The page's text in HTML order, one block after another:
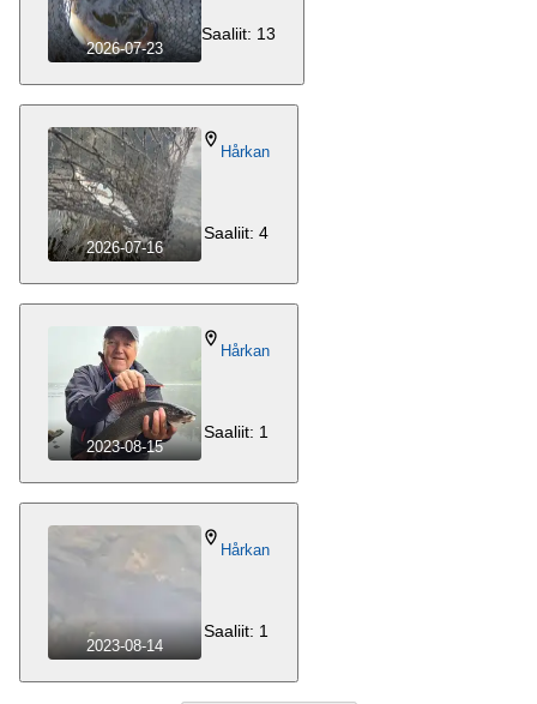
2026-07-23
Saaliit: 13
2026-07-16
Hårkan
Saaliit: 4
2023-08-15
Hårkan
Saaliit: 1
2023-08-14
Hårkan
Saaliit: 1